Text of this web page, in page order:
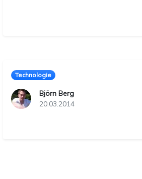
Technologie
Björn Berg
20.03.2014